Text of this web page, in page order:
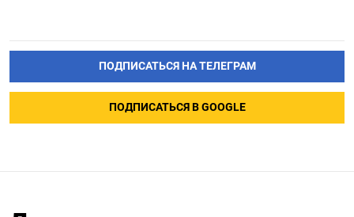
ПОДПИСАТЬСЯ НА ТЕЛЕГРАМ
ПОДПИСАТЬСЯ В GOOGLE